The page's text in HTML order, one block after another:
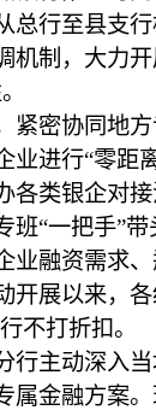
总行至县支
机制，大力开
密协同地方
业进行“零距
各类银企对
班“一把手”带
业融资需求
开展以来，
不打折扣。
主动深入当
属金融方案